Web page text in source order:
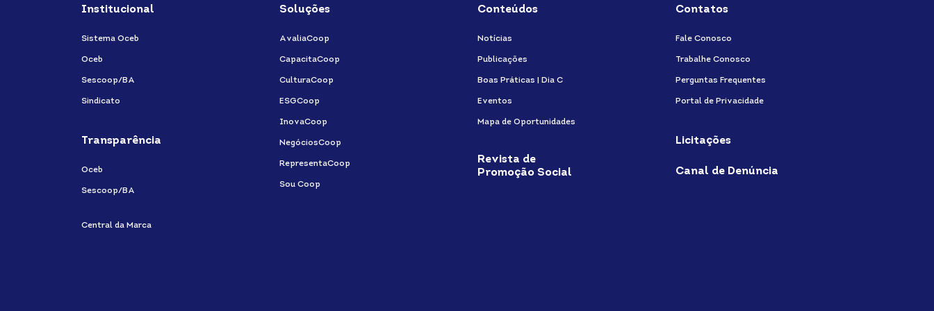
Institucional
Sistema Oceb
Oceb
Sescoop/BA
Sindicato
Transparência
Oceb
Sescoop/BA
Central da Marca
Soluções
AvaliaCoop
CapacitaCoop
CulturaCoop
ESGCoop
InovaCoop
NegóciosCoop
RepresentaCoop
Sou Coop
Conteúdos
Notícias
Publicações
Boas Práticas | Dia C
Eventos
Mapa de Oportunidades
Revista de
Promoção Social
Contatos
Fale Conosco
Trabalhe Conosco
Perguntas Frequentes
Portal de Privacidade
Licitações
Canal de Denúncia